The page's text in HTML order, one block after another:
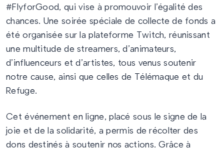
#FlyforGood, qui vise à promouvoir l’égalité des
chances. Une soirée spéciale de collecte de fonds a
été organisée sur la plateforme Twitch, réunissant
une multitude de streamers, d’animateurs,
d’influenceurs et d’artistes, tous venus soutenir
notre cause, ainsi que celles de Télémaque et du
Refuge.
Cet événement en ligne, placé sous le signe de la
joie et de la solidarité, a permis de récolter des
dons destinés à soutenir nos actions. Grâce à